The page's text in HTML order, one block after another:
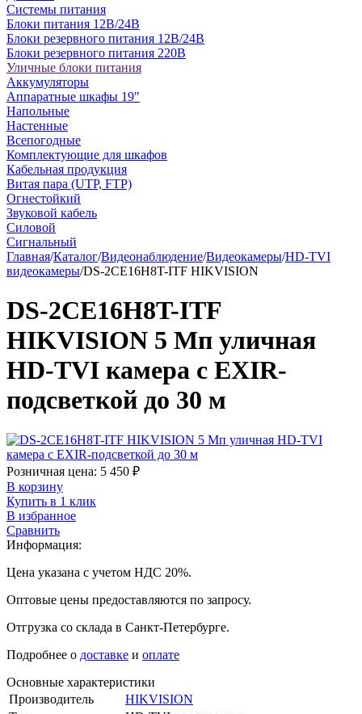
Системы питания
Блоки питания 12В/24В
Блоки резервного питания 12В/24В
Блоки резервного питания 220В
Уличные блоки питания
Аккумуляторы
Аппаратные шкафы 19"
Напольные
Настенные
Всепогодные
Комплектующие для шкафов
Кабельная продукция
Витая пара (UTP, FTP)
Огнестойкий
Звуковой кабель
Силовой
Сигнальный
Главная/Каталог/Видеонаблюдение/Видеокамеры/HD-TVI
видеокамеры/DS-2CE16H8T-ITF HIKVISION
DS-2CE16H8T-ITF
HIKVISION 5 Мп уличная
HD-TVI камера с EXIR-
подсветкой до 30 м
Розничная цена: 5 450 ₽
В корзину
Купить в 1 клик
В избранное
Сравнить
Информация:
Цена указана с учетом НДС 20%.
Оптовые цены предоставляются по запросу.
Отгрузка со склада в Санкт-Петербурге.
Подробнее о доставке и оплате
Основные характеристики
Производитель
HIKVISION